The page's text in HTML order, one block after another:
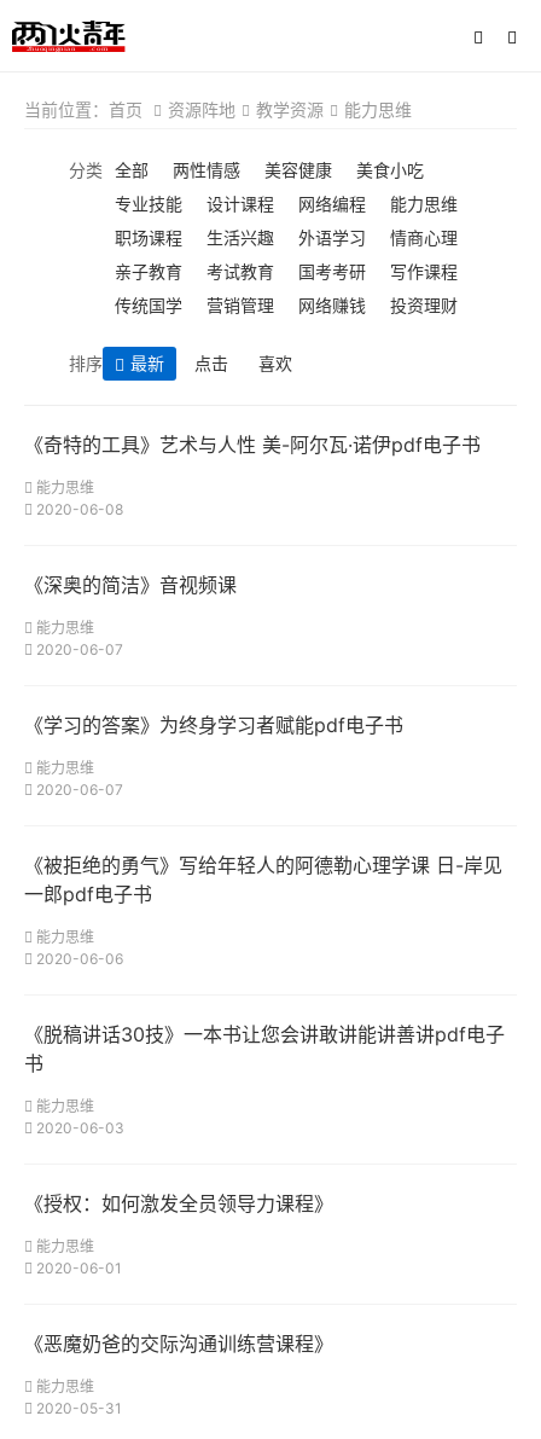
当前位置： 首页 资源阵地 教学资源 能力思维
分类 全部 两性情感 美容健康
美食小吃
专业技能
设计课程 网络编程
能力思维
职场课程
生活兴趣 外语学习
情商心理
亲子教育
考试教育 国考考研
写作课程
传统国学
营销管理 网络赚钱 投资理财
排序 最新 点击 喜欢
《奇特的工具》艺术与人性 美-阿尔瓦·诺伊pdf电子书
能力思维
2020-06-08
《深奥的简洁》音视频课
能力思维
2020-06-07
《学习的答案》为终身学习者赋能pdf电子书
能力思维
2020-06-07
《被拒绝的勇气》写给年轻人的阿德勒心理学课 日-岸见
一郎pdf电子书
能力思维
2020-06-06
《脱稿讲话30技》一本书让您会讲敢讲能讲善讲pdf电子
书
能力思维
2020-06-03
《授权：如何激发全员领导力课程》
能力思维
2020-06-01
《恶魔奶爸的交际沟通训练营课程》
能力思维
2020-05-31